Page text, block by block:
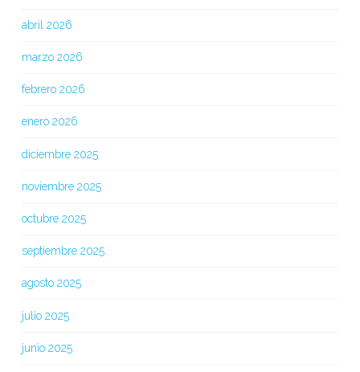
abril 2026
marzo 2026
febrero 2026
enero 2026
diciembre 2025
noviembre 2025
octubre 2025
septiembre 2025
agosto 2025
julio 2025
junio 2025